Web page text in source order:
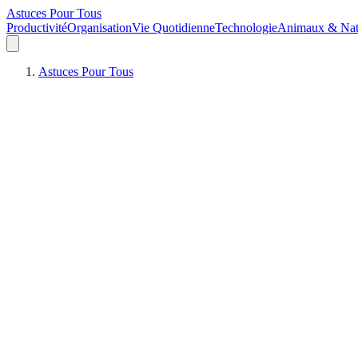
Astuces Pour Tous
ProductivitéOrganisationVie QuotidienneTechnologieAnimaux &
Astuces Pour Tous